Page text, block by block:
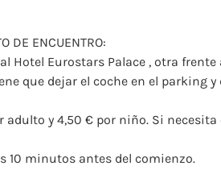
ENCUENTRO:
Hotel Eurostars Palace , otra
que dejar el coche en el parking
y 4,50 € por niño. Si
10 minutos antes del comienzo.